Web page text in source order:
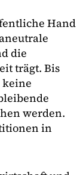
Hand
die
trägt. Bis
keine
werden.
in